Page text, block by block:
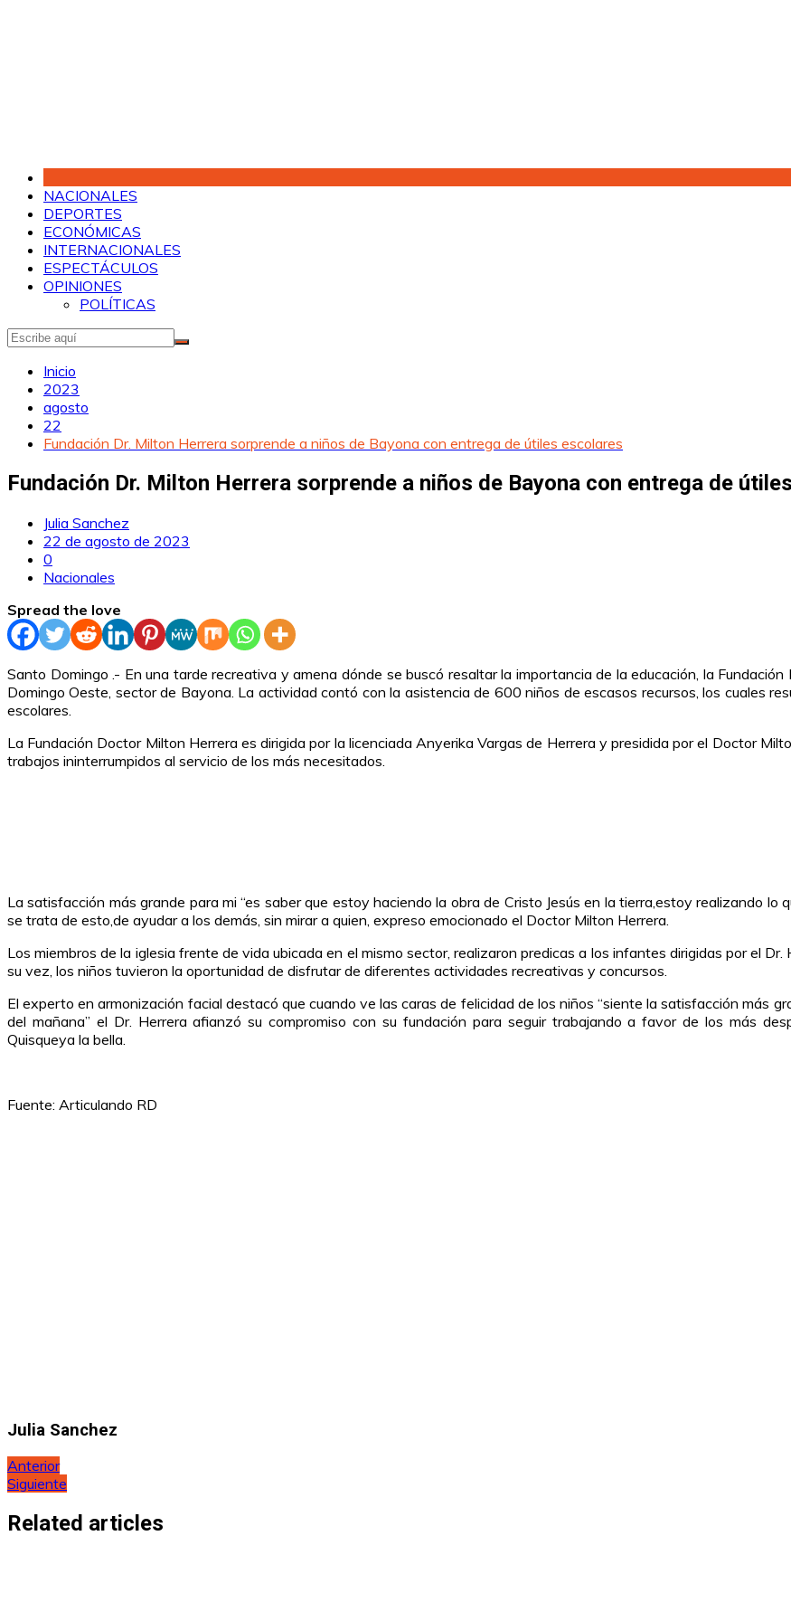
NACIONALES
DEPORTES
ECONÓMICAS
INTERNACIONALES
ESPECTÁCULOS
OPINIONES
POLÍTICAS
Inicio
2023
agosto
22
Fundación Dr. Milton Herrera sorprende a niños de Bayona con entrega de útiles escolares
Fundación Dr. Milton Herrera sorprende a niños de Bayona con entrega de
Julia Sanchez
22 de agosto de 2023
0
Nacionales
Spread the love
Santo Domingo .- En una tarde recreativa y amena dónde se buscó resaltar la importancia de la educación, la
Domingo Oeste, sector de Bayona. La actividad contó con la asistencia de 600 niños de escasos recursos, los cuales
escolares.
La Fundación Doctor Milton Herrera es dirigida por la licenciada Anyerika Vargas de Herrera y presidida por el Doctor
trabajos ininterrumpidos al servicio de los más necesitados.
La satisfacción más grande para mi “es saber que estoy haciendo la obra de Cristo Jesús en la tierra,estoy realizando
se trata de esto,de ayudar a los demás, sin mirar a quien, expreso emocionado el Doctor Milton Herrera.
Los miembros de la iglesia frente de vida ubicada en el mismo sector, realizaron predicas a los infantes dirigidas por el
su vez, los niños tuvieron la oportunidad de disfrutar de diferentes actividades recreativas y concursos.
El experto en armonización facial destacó que cuando ve las caras de felicidad de los niños “siente la satisfacción más
del mañana” el Dr. Herrera afianzó su compromiso con su fundación para seguir trabajando a favor de los más
Quisqueya la bella.
Fuente: Articulando RD
Julia Sanchez
Navegación
de
entradas
Anterior
Siguiente
Related articles